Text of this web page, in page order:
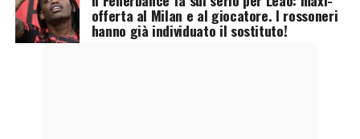
offerta al Milan e al giocatore. I rossoneri
hanno già individuato il sostituto!